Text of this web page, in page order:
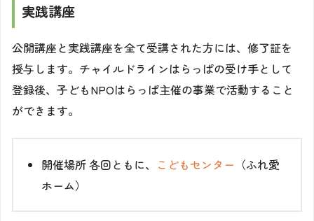
実践講座
公開講座と実践講座を全て受講された方には、修了証を
授与します。チャイルドラインはらっぱの受け手として
登録後、子どもNPOはらっぱ主催の事業で活動すること
ができます。
開催場所各回ともに、 こどもセンター （ふれ愛
ホーム）